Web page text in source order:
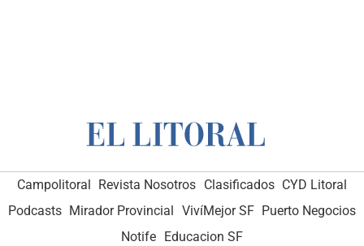
Campolitoral Revista Nosotros Clasificados CYD Litoral
Podcasts Mirador Provincial VivíMejor SF Puerto Negocios
Notife
Educacion SF